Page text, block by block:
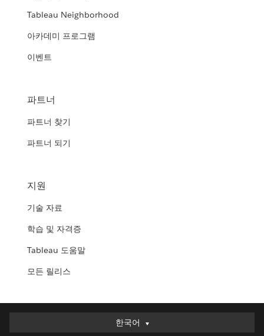
Tableau Neighborhood
아카데미 프로그램
이벤트
파트너
파트너 찾기
파트너 되기
지원
기술 자료
학습 및 자격증
Tableau 도움말
모든 릴리스
한국어
한국어